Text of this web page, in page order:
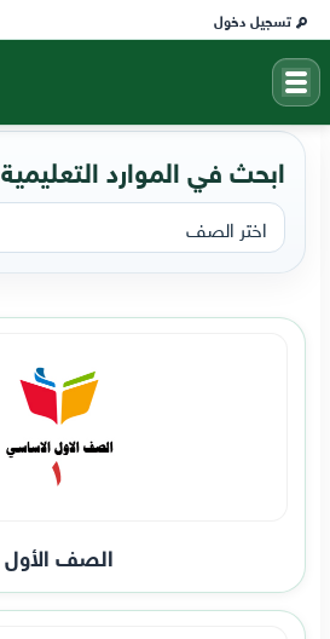
تسجيل دخول
ابحث في الموارد التعليمية
الصف الأول